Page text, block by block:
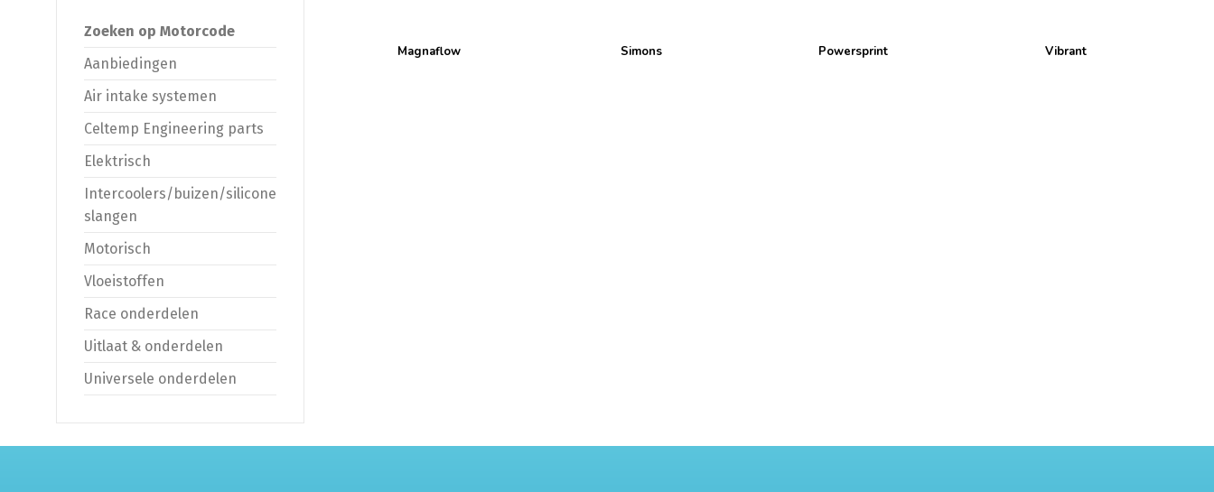
Magnaflow Simons Powersprint Vibrant
Zoeken op Motorcode
Aanbiedingen
Air intake systemen
Celtemp Engineering parts
Elektrisch
Intercoolers/buizen/silicone
slangen
Motorisch
Vloeistoffen
Race onderdelen
Uitlaat & onderdelen
Universele onderdelen